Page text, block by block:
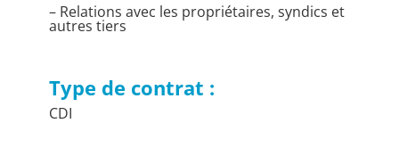
– Relations avec les propriétaires, syndics et
autres tiers
Type de contrat :
CDI